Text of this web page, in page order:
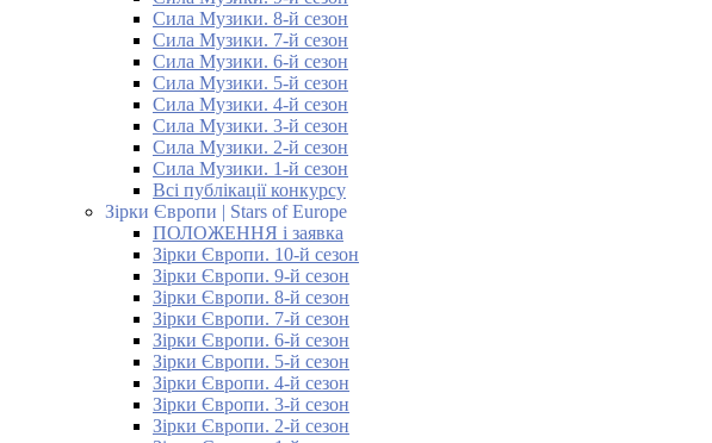
Сила Музики. 8-й сезон
Сила Музики. 7-й сезон
Сила Музики. 6-й сезон
Сила Музики. 5-й сезон
Сила Музики. 4-й сезон
Сила Музики. 3-й сезон
Сила Музики. 2-й сезон
Сила Музики. 1-й сезон
Всі публікації конкурсу
Зірки Європи | Stars of Europe
ПОЛОЖЕННЯ і заявка
Зірки Європи. 10-й сезон
Зірки Європи. 9-й сезон
Зірки Європи. 8-й сезон
Зірки Європи. 7-й сезон
Зірки Європи. 6-й сезон
Зірки Європи. 5-й сезон
Зірки Європи. 4-й сезон
Зірки Європи. 3-й сезон
Зірки Європи. 2-й сезон